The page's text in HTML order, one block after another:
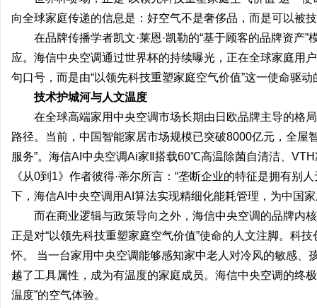
向全球家庭传递的信息是：好空气不是奢侈品，而是可以被
在品牌传播学者凯文·莱恩·凯勒的“基于顾客的品牌资产
应。海信中央空调通过世界杯的持续曝光，正在全球家庭用
句口号，而是由“以领先科技重塑家庭空气价值”这一使命驱
技术护城河与人文温度
在全球高端家用中央空调市场长期由日欧品牌主导的格
路径。当前，中国智能家居市场规模已突破8000亿元，全屋
服务”。海信AI中央空调Ai家Ⅱ搭载60℃高温除菌自清洁、
《从0到1》作者彼得·蒂尔所言：“垄断企业的特征是拥有别
下，海信AI中央空调用AI算法实现精细化能耗管理，为中国
而在商业逻辑与政策导向之外，海信中央空调的品牌内
正是对“以领先科技重塑家庭空气价值”使命的人文注脚。科
怀。 当一台家用中央空调能够感知家中老人对冷风的敏感
越了工具属性，成为有温度的家庭成员。海信中央空调的终
温度”的空气体验。